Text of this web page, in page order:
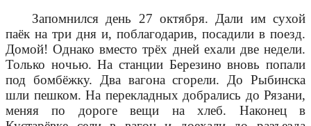
Запомнился день 27 октября. Дали им сухой
паёк на три дня и, поблагодарив, посадили в поезд.
Домой! Однако вместо трёх дней ехали две недели.
Только ночью. На станции Березино вновь попали
под бомбёжку. Два вагона сгорели. До Рыбинска
шли пешком. На перекладных добрались до Рязани,
меняя по дороге вещи на хлеб. Наконец в